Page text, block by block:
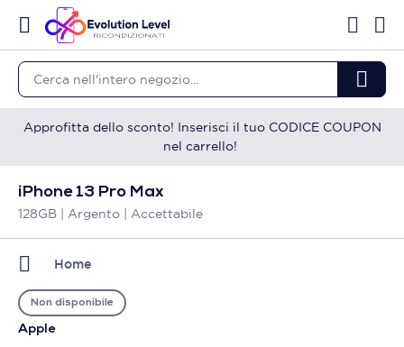
Approfitta dello sconto! Inserisci il tuo CODICE COUPON
nel carrello!
iPhone 13 Pro Max
128GB | Argento | Accettabile
Home
Apple
Non disponibile